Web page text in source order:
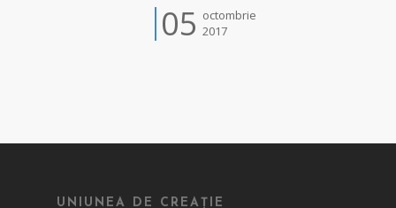
05 octombrie
2017
UNIUNEA DE CREAȚIE